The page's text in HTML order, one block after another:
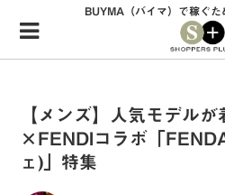
Menu
HOME
34歳独身OLバイマ実践記
BUYMA（バイマ）で稼ぐた
【メンズ】人気モデル
×FENDIコラボ「
ェ)」特集